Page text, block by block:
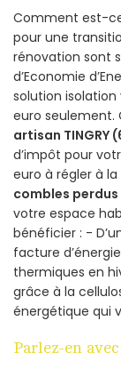
Comment est-ce
pour une
rénovation sont
d’Economie
solution isolation
euro
artisan TINGRY
d’impôt pour
euro à régler à
combles perdus
votre espace
bénéficier : -
facture
thermiques en
grâce à la
énergétique qui
Parlez-en